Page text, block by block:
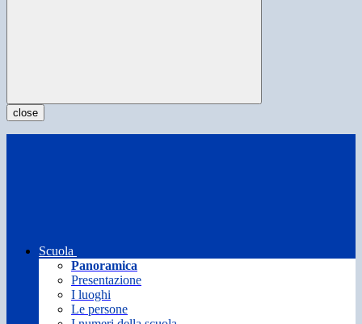
close
Scuola
Panoramica
Presentazione
I luoghi
Le persone